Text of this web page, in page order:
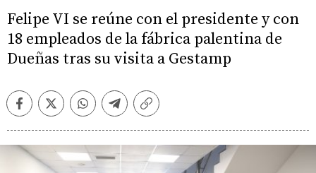
Felipe VI se reúne con el presidente y con
18 empleados de la fábrica palentina de
Dueñas tras su visita a Gestamp
FacebookTwitterWhatsappTelegramCopiar